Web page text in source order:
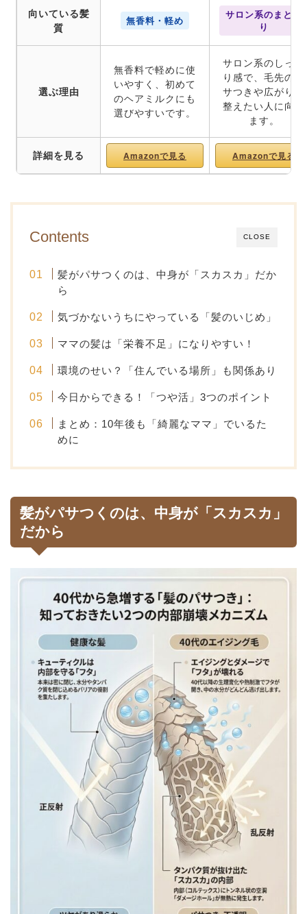
向いている髪
質
無香料・軽め
サロン系のまとま
り
選ぶ理由
無香料で軽めに使
いやすく、初めて
のヘアミルクにも
選びやすいです。
サロン系のしっと
り感で、毛先のパ
サつきや広がりを
整えたい人に向き
ます。
詳細を見る Amazonで見る Amazonで見る
CLOSE
Contents
髪がパサつくのは、中身が「スカスカ」だか
ら
気づかないうちにやっている「髪のいじめ」
ママの髪は「栄養不足」になりやすい！
環境のせい？「住んでいる場所」も関係あり
今日からできる！「つや活」3つのポイント
まとめ：10年後も「綺麗なママ」でいるた
めに
髪がパサつくのは、中身が「スカスカ」
だから